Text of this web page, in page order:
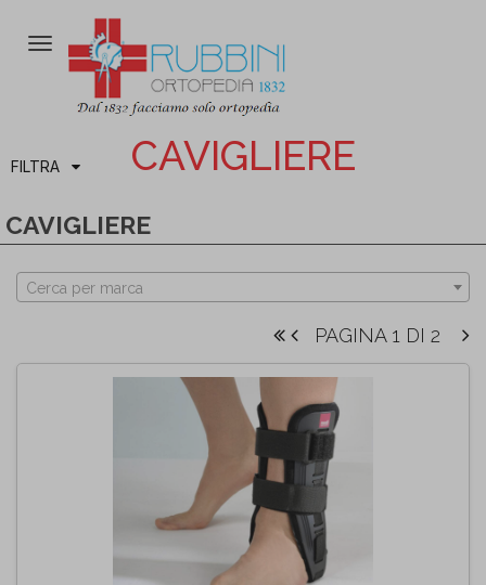
Attiva/disattiva
FILTRA CAVIGLIERE
CAVIGLIERE
Cerca per marca
PAGINA 1 DI 2